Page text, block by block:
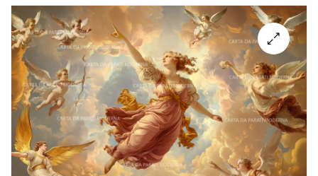
Parati
Personalizzata
e
Artistica
Artistica